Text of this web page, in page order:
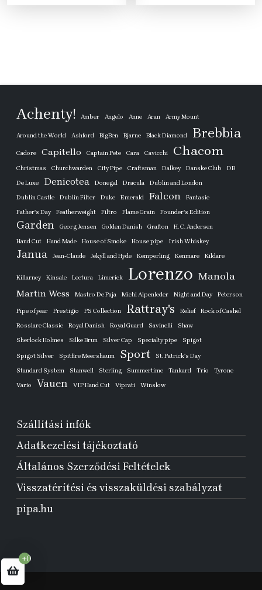
089 Ft.
990 Ft.
089 Ft.
990
Achenty! Amber Angelo Anne Aran Army Mount
Around the World Ashford BigBen Bjarne Black Diamond Brebbia
Cadore Capitello Captain Pete Cara Cavicchi Chacom
Christmas Churchwarden City Pipe Craftsman Dalkey Danske Club
DB
De Luxe
Denicotea Donegal Dracula
Dublin and London
Dublin Castle
Dublin Filter Duke Emerald Falcon
Fantasie
Father's Day
Featherweight Filtro Flame Grain Founder's Edition
Garden Georg Jensen Golden Danish Grafton
H. C. Andersen
Hand Cut
Hand Made House of Smoke House pipe Irish Whiskey
Janua Jean-Claude Jekyll and Hyde Kemperling Kenmare Kildare
Killarney Kinsale Lectura Limerick Lorenzo Manola
Martin Wess Mastro De Paja Michl Alpenleder Night and Day Peterson
Pipe of year Prestigio PS Collection Rattray's Relief
Rock of Cashel
Rosslare Classic
Royal Danish Royal Guard Savinelli
Shaw
Sherlock Holmes
Silke Brun Silver Cap Specialty pipe Spigot
Spigot Silver Spitfire Meershaum Sport
St. Patrick's Day
Standard System
Stanwell Sterling Summertime Tankard Trio
Tyrone
Vario
Vauen VIP Hand Cut Viprati Winslow
Szállítási infók
Adatkezelési tájékoztató
Általános Szerződési Feltételek
Visszatérítési és visszaküldési szabályzat
pipa.hu
+0